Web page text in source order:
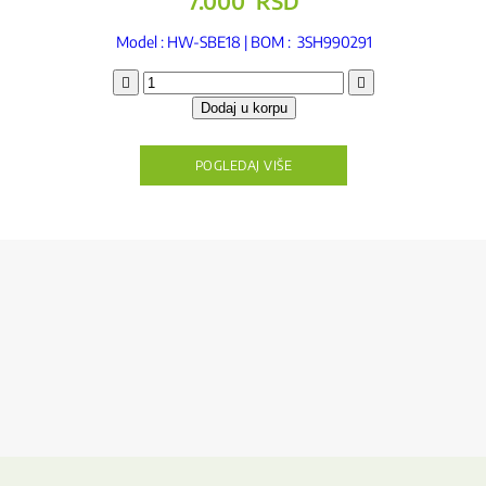
Model : HW-SBE18 | BOM : 3SH990291
Fino
metalno
količina
Dodaj u korpu
POGLEDAJ VIŠE